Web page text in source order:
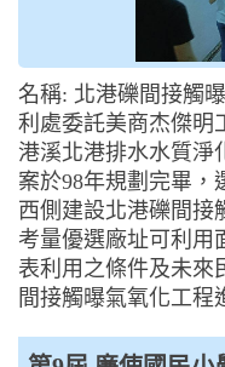
名稱: 北港礫間接觸
利處委託美商杰傑明
港溪北港排水水質淨
案於98年規劃完畢，
西側建設北港礫間接
考量優選廠址可利用
表利用之條件及未來
間接觸曝氣氧化工程